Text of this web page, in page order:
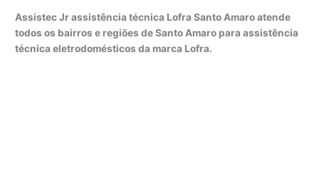
Assistec Jr assistência técnica Lofra Santo Amaro atende
todos os bairros e regiões de Santo Amaro para assistência
técnica eletrodomésticos da marca Lofra.